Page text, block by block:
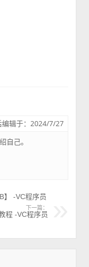
编辑于：2024/7/27
自己。
】 -VC程序员
下一篇：
程 -VC程序员